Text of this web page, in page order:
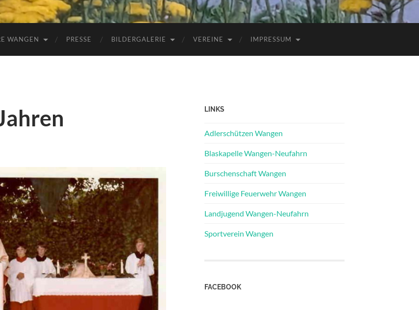
WANGEN PRESSE BILDERGALERIE VEREINE IMPRESSUM
LINKS
Adlerschützen Wangen
Blaskapelle Wangen-Neufahrn
Burschenschaft Wangen
Freiwillige Feuerwehr Wangen
Landjugend Wangen-Neufahrn
Sportverein Wangen
FACEBOOK